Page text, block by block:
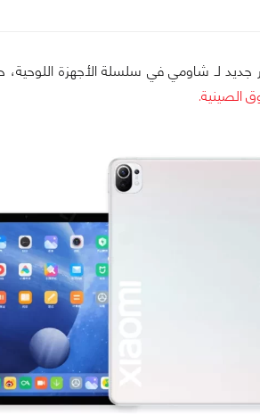
لـ شاومي في سلسلة الأجهزة اللوحية،
الصينية.